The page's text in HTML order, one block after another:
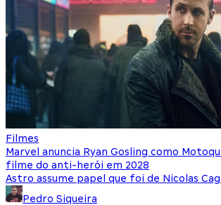
Filmes
Marvel anuncia Ryan Gosling como
filme do anti-herói em 2028
Astro assume papel que foi de Nicolas
Pedro Siqueira